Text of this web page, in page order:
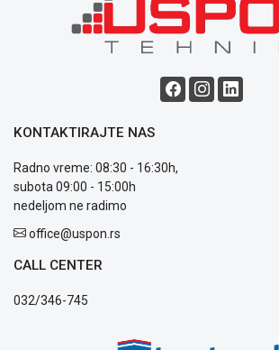
WEB
KONTAKTIRAJTE NAS
Radno vreme: 08:30 - 16:30h,
subota 09:00 - 15:00h
nedeljom ne radimo
office@uspon.rs
CALL CENTER
032/346-745